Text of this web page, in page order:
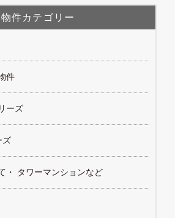
物件カテゴリー
件
ーズ
ズ
・ タワーマンションなど